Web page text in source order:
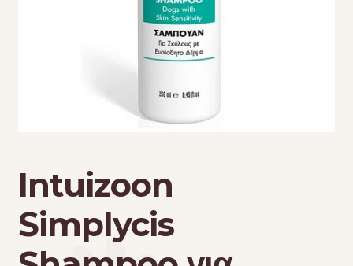
Φροντίδα – Είδη Υγιεινής
Intuizoon
Simplycis